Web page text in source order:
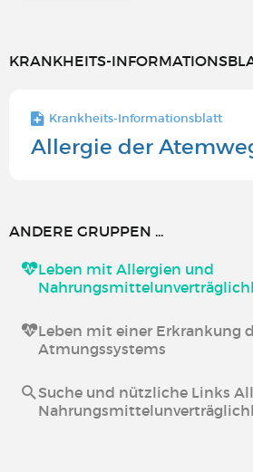
KRANKHEITS-
Krankheits-Informationsblatt
Allergie der
ANDERE GRUPPEN ...
Leben mit Allergien und
Leben mit einer Erkrankung
Atmungssystems
Suche und nützliche Links